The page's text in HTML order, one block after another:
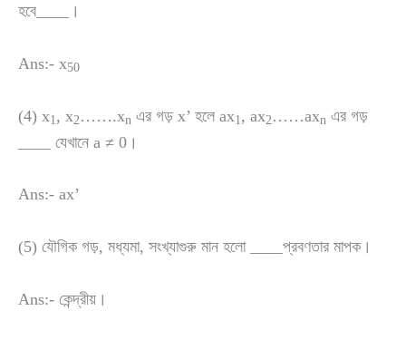
হবে____।
Ans:- x50
(4) x1 , x2 …….xn এর গড় x’ হলে ax1 , ax2 ……axn এর গড়
____ যেখানে a ≠ 0।
Ans:- ax’
(5) যৌগিক গড়, মধ্যমা, সংখ্যাগুরু মান হলো ____প্রবণতার মাপক।
Ans:- কেন্দ্রীয়।